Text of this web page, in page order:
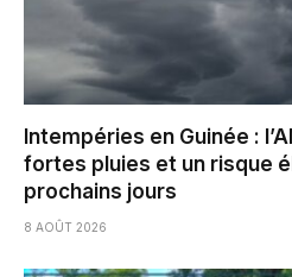
Intempéries en Guinée :
fortes pluies et un risque
prochains jours
8 AOÛT 2026